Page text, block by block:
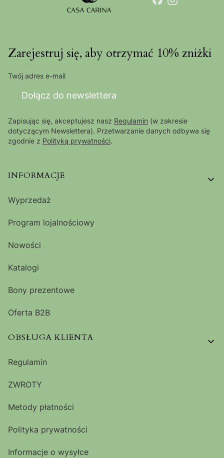
Zarejestruj się, aby otrzymać 10% zniżki
Twój adres e-mail
Dołącz do newslettera
Zapisując się, akceptujesz nasz Regulamin (w zakresie
dotyczącym Newslettera). Przetwarzanie danych odbywa się
zgodnie z Polityką prywatności.
Linki w stopce
INFORMACJE
Wyprzedaż
Program lojalnościowy
Nowości
Katalogi
Bony prezentowe
Oferta B2B
OBSŁUGA KLIENTA
Regulamin
ZWROTY
Metody płatności
Polityka prywatności
Informacje o wysyłce